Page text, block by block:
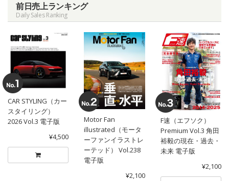
前日売上ランキング
Daily Sales Ranking
CAR STYLING（カー
スタイリング）
2026 Vol.3 電子版
¥4,500
Motor Fan
illustrated（モータ
ーファンイラストレ
ーテッド） Vol.238
電子版
¥2,100
F速（エフソク）
Premium Vol.3 角田
裕毅の現在・過去・
未来 電子版
¥2,100